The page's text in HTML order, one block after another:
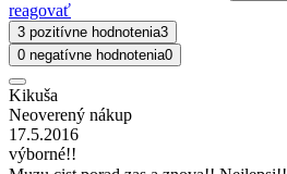
reagovať
3 pozitívne hodnotenia3
0 negatívne hodnotenia0
Kikuša
Neoverený nákup
17.5.2016
výborné!!